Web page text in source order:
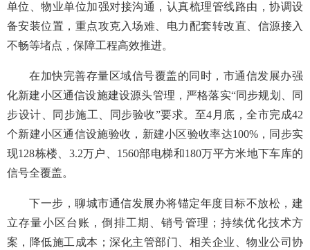
单位、物业单位加强对接沟通，认真梳理管线路由，协调设
备安装位置，重点攻克入场难、电力配套转改直、信源接入
不畅等堵点，保障工程高效推进。
在加快完善存量区域信号覆盖的同时，市通信发展办强
化新建小区通信设施建设源头管理，严格落实“同步规划、同
步设计、同步施工、同步验收”要求。至4月底，全市完成42
个新建小区通信设施验收，新建小区验收率达100%，同步实
现128栋楼、3.2万户、1560部电梯和180万平方米地下车库的
信号全覆盖。
下一步，聊城市通信发展办将锚定年度目标不放松，建
立存量小区台账，倒排工期、销号管理；持续优化技术方
案，降低施工成本；深化主管部门、相关企业、物业公司协